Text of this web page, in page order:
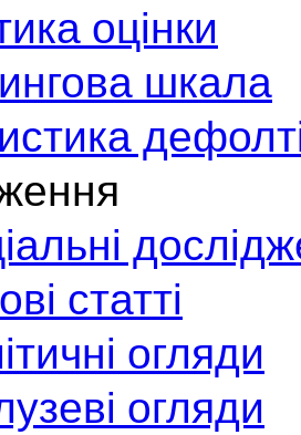
оцінки
шкала
статті
огляди
огляди